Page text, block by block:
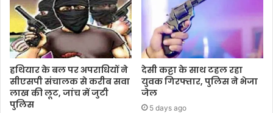
हथियार के बल पर अपराधियों ने
सीएसपी संचालक से करीब सवा
लाख की लूट, जांच में जुटी
पुलिस
देसी कट्टा के साथ टहल रहा
युवक गिरफ्तार, पुलिस ने भेजा
जेल
5 days ago